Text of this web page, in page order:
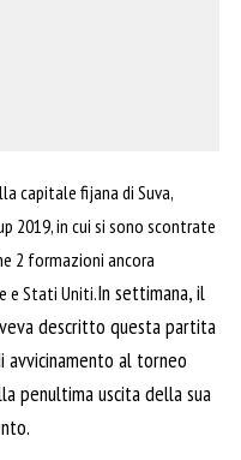
capitale fijana di Suva,
2019, in cui si sono scontrate
2 formazioni ancora
e Stati Uniti.In settimana, il
descritto questa partita
al torneo
penultima uscita della sua